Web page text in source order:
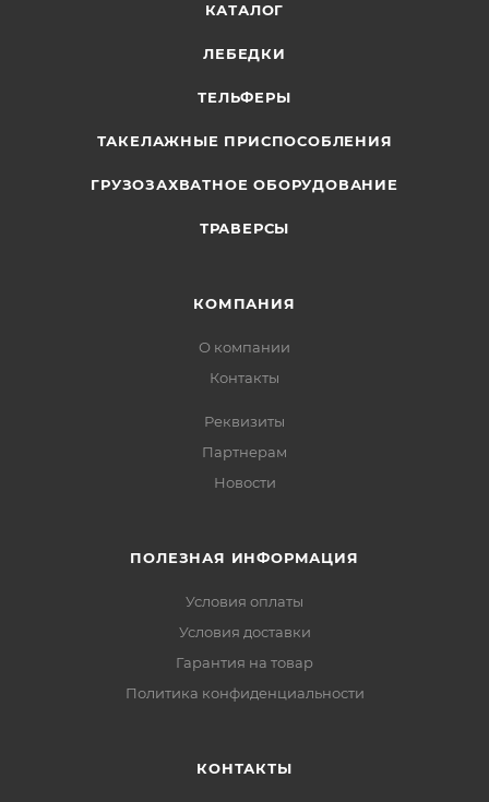
КАТАЛОГ
ЛЕБЕДКИ
ТЕЛЬФЕРЫ
ТАКЕЛАЖНЫЕ ПРИСПОСОБЛЕНИЯ
ГРУЗОЗАХВАТНОЕ ОБОРУДОВАНИЕ
ТРАВЕРСЫ
КОМПАНИЯ
О компании
Контакты
Реквизиты
Партнерам
Новости
ПОЛЕЗНАЯ ИНФОРМАЦИЯ
Условия оплаты
Условия доставки
Гарантия на товар
Политика конфиденциальности
КОНТАКТЫ